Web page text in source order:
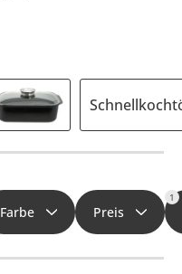
Farbe Preis
1